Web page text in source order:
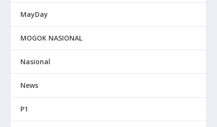
MayDay
MOGOK NASIONAL
Nasional
News
P1